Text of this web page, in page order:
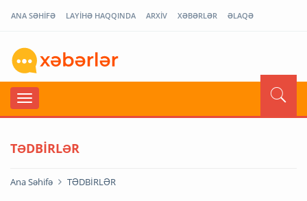
ANA SƏHİFƏ LAYİHƏ HAQQINDA ARXİV XƏBƏRLƏR ƏLAQƏ
TƏDBİRLƏR
Ana Səhifə TƏDBİRLƏR